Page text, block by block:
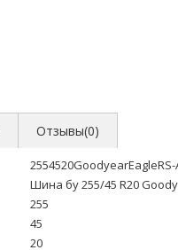
Отзывы(0)
2554520GoodyearEagleRS-
Шина бу 255/45 R20
255
45
20